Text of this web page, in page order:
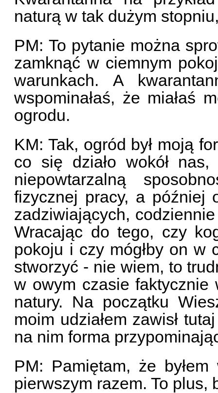
naturą w tak dużym
PM: To pytanie można
zamknąć w ciemnym
warunkach. A
wspominałaś, że miałaś
ogrodu.
KM: Tak, ogród był moją
co się działo wokół
niepowtarzalną
fizycznej pracy, a później
zadziwiających, codziennie
Wracając do tego, czy
pokoju i czy mógłby on w
stworzyć - nie wiem, to
w owym czasie faktycznie
natury. Na początku
moim udziałem zawisł
na nim forma
PM: Pamiętam, że
pierwszym razem. To